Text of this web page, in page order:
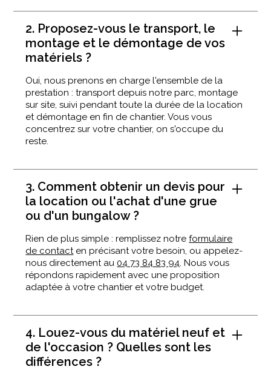
2. Proposez-vous le transport, le
montage et le démontage de vos
matériels ?
Oui, nous prenons en charge l'ensemble de la
prestation : transport depuis notre parc, montage
sur site, suivi pendant toute la durée de la location
et démontage en fin de chantier. Vous vous
concentrez sur votre chantier, on s'occupe du
reste.
3. Comment obtenir un devis pour
la location ou l'achat d'une grue
ou d'un bungalow ?
Rien de plus simple : remplissez notreformulaire
de contact en précisant votre besoin, ou appelez-
nous directement au 04 73 84 83 94 . Nous vous
répondons rapidement avec une proposition
adaptée à votre chantier et votre budget.
4. Louez-vous du matériel neuf et
de l'occasion ? Quelles sont les
différences ?